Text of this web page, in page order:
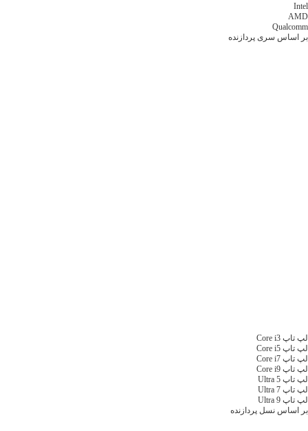
Intel
AMD
Qualcomm
بر اساس سری پردازنده
لپ تاپ Core i3
لپ تاپ Core i5
لپ تاپ Core i7
لپ تاپ Core i9
لپ تاپ Ultra 5
لپ تاپ Ultra 7
لپ تاپ Ultra 9
بر اساس نسل پردازنده